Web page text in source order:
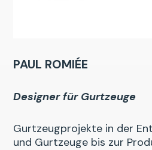
PAUL ROMIÉE
Designer für Gurtzeuge
Gurtzeugprojekte in der
und Gurtzeuge bis zur